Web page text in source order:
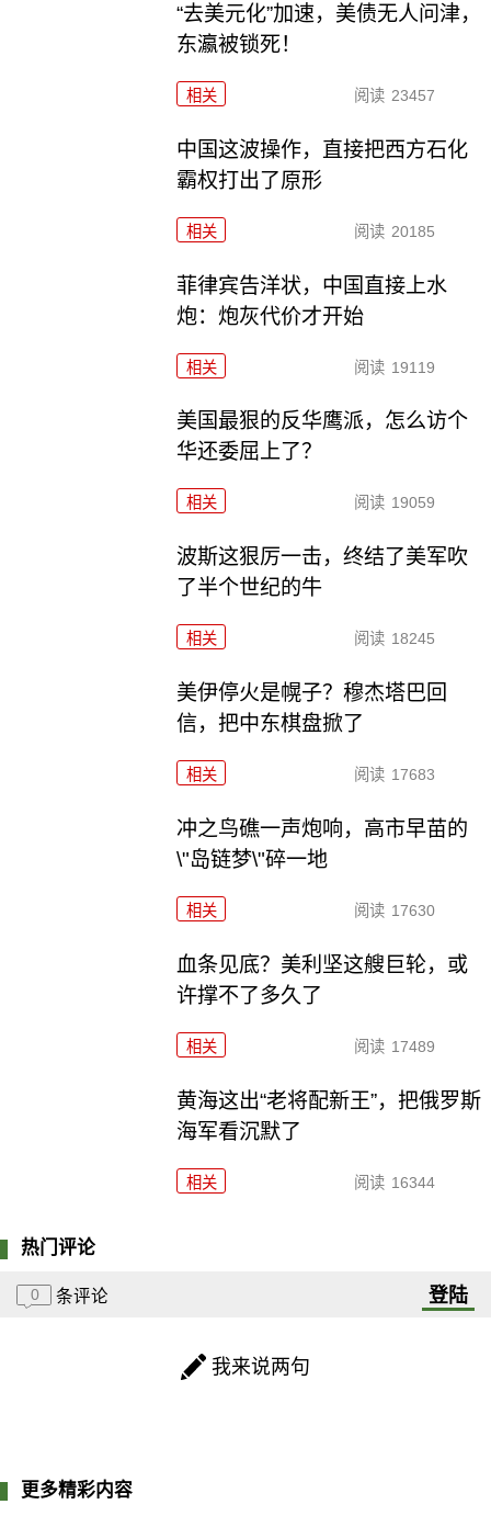
“去美元化”加速，美债无人问津，
东瀛被锁死！
相关 阅读 23457
中国这波操作，直接把西方石化
霸权打出了原形
相关 阅读 20185
菲律宾告洋状，中国直接上水
炮：炮灰代价才开始
相关 阅读 19119
美国最狠的反华鹰派，怎么访个
华还委屈上了？
相关 阅读 19059
波斯这狠厉一击，终结了美军吹
了半个世纪的牛
相关 阅读 18245
美伊停火是幌子？穆杰塔巴回
信，把中东棋盘掀了
相关 阅读 17683
冲之鸟礁一声炮响，高市早苗的
\"岛链梦\"碎一地
相关 阅读 17630
血条见底？美利坚这艘巨轮，或
许撑不了多久了
相关 阅读 17489
黄海这出“老将配新王”，把俄罗斯
海军看沉默了
相关 阅读 16344
热门评论
0 条评论 登陆
我来说两句
更多精彩内容